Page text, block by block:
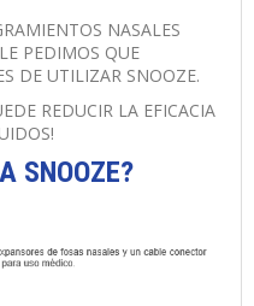
NASALES
PEDIMOS QUE
DE UTILIZAR SNOOZE.
REDUCIR LA EFICACIA
SNOOZE?